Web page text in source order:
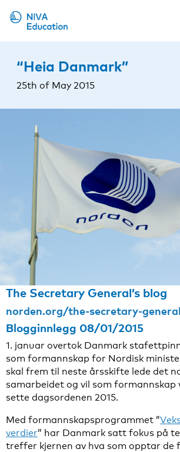
Propose a course
About us
Contact us
“Heia Danmark”
25th of May 2015
The Secretary General’s blog
norden.org/the-secretary-
Blogginnlegg 08/01/2015
1. januar overtok Danmark
som formannskap for Nordisk
skal frem til neste årsskifte lede det
samarbeidet og vil som formannskap
sette dagsordenen 2015.
Med formannskapsprogrammet ”
verdier” har Danmark satt fokus på
treffer kjernen av hva som opptar de